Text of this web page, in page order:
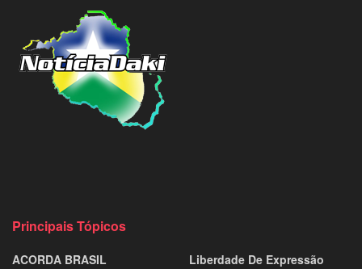
Principais Tópicos
ACORDA BRASIL
Liberdade De Expressão